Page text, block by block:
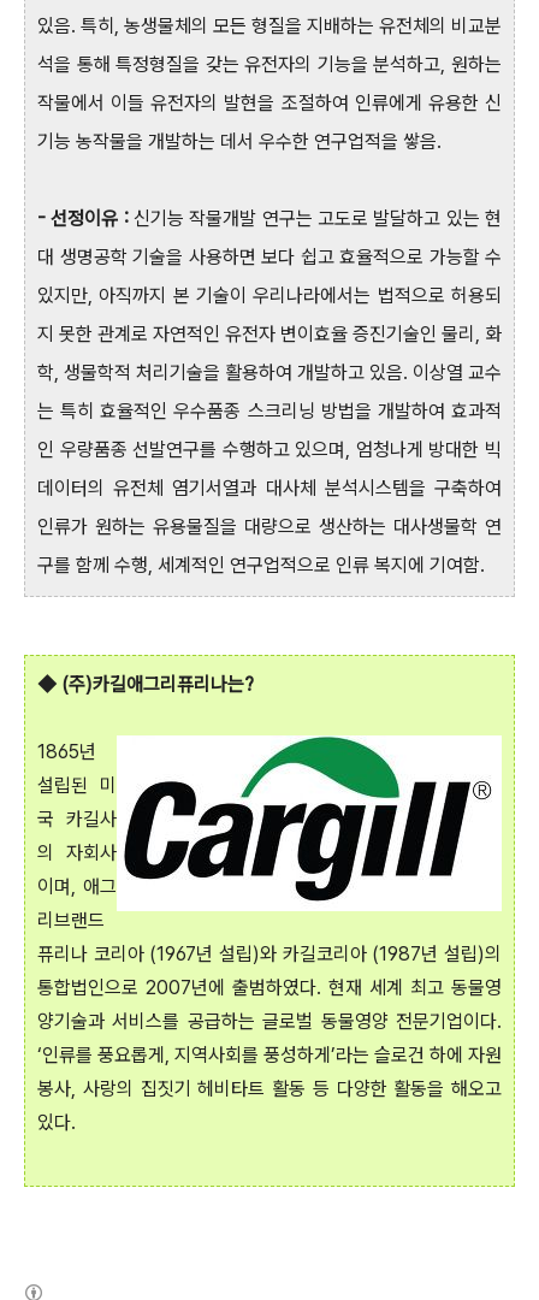
있음. 특히, 농생물체의 모든 형질을 지배하는 유전체의 비교분
석을 통해 특정형질을 갖는 유전자의 기능을 분석하고, 원하는
작물에서 이들 유전자의 발현을 조절하여 인류에게 유용한 신
기능 농작물을 개발하는 데서 우수한 연구업적을 쌓음.
- 선정이유 :신기능 작물개발 연구는 고도로 발달하고 있는 현
대 생명공학 기술을 사용하면 보다 쉽고 효율적으로 가능할 수
있지만, 아직까지 본 기술이 우리나라에서는 법적으로 허용되
지 못한 관계로 자연적인 유전자 변이효율 증진기술인 물리, 화
학, 생물학적 처리기술을 활용하여 개발하고 있음. 이상열 교수
는 특히 효율적인 우수품종 스크리닝 방법을 개발하여 효과적
인 우량품종 선발연구를 수행하고 있으며, 엄청나게 방대한 빅
데이터의 유전체 염기서열과 대사체 분석시스템을 구축하여
인류가 원하는 유용물질을 대량으로 생산하는 대사생물학 연
구를 함께 수행, 세계적인 연구업적으로 인류 복지에 기여함.
◆ (주)카길애그리퓨리나는?
1865년
설립된 미
국 카길사
의 자회사
이며, 애그
리브랜드
퓨리나 코리아 (1967년 설립)와 카길코리아 (1987년 설립)의
통합법인으로 2007년에 출범하였다. 현재 세계 최고 동물영
양기술과 서비스를 공급하는 글로벌 동물영양 전문기업이다.
‘인류를 풍요롭게, 지역사회를 풍성하게’라는 슬로건 하에 자원
봉사, 사랑의 집짓기 헤비타트 활동 등 다양한 활동을 해오고
있다.